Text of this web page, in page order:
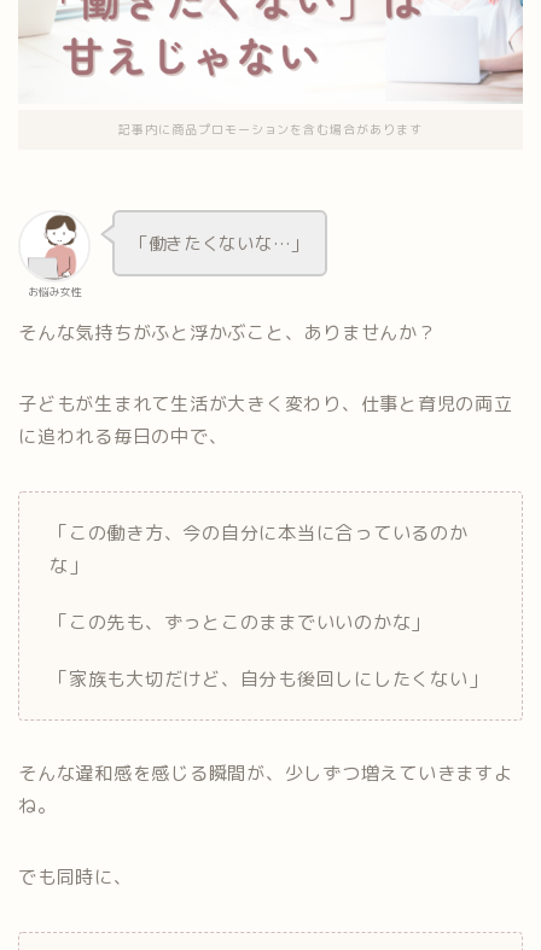
記事内に商品プロモーションを含む場合があります
お悩み女性
「働きたくないな…」
そんな気持ちがふと浮かぶこと、ありませんか？
子どもが生まれて生活が大きく変わり、仕事と育児の両立
に追われる毎日の中で、
「この働き方、今の自分に本当に合っているのか
な」
「この先も、ずっとこのままでいいのかな」
「家族も大切だけど、自分も後回しにしたくない」
そんな違和感を感じる瞬間が、少しずつ増えていきますよ
ね。
でも同時に、